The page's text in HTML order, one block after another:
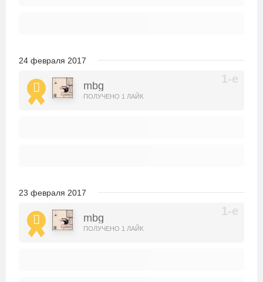
24 февраля 2017
mbg
ПОЛУЧЕНО 1 ЛАЙК
23 февраля 2017
mbg
ПОЛУЧЕНО 1 ЛАЙК